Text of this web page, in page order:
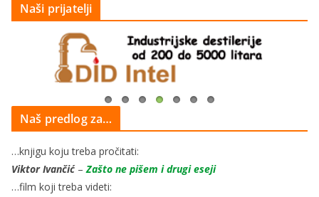
Naši prijatelji
Naš predlog za…
…knjigu koju treba pročitati:
Viktor Ivančić–Zašto ne pišem i drugi eseji
…film koji treba videti: